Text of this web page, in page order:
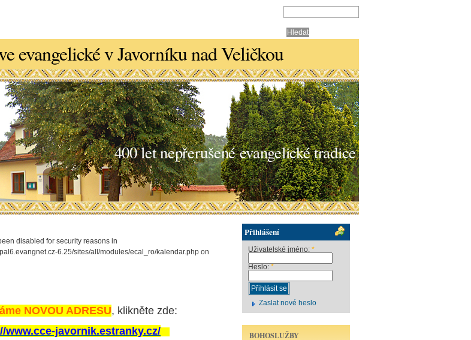
evangelické v Javorníku nad Veličkou
400 let nepřerušené evangelické tradice
disabled for security reasons in
6.25/sites/all/modules/ecal_ro/kalendar.php on
NOVOU ADRESU, klikněte zde:
www.cce-javornik.estranky.cz/
Přihlášení
Uživatelské jméno: *
Heslo: *
Zaslat nové heslo
BOHOSLUŽBY